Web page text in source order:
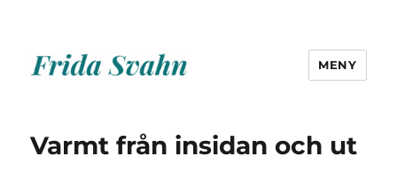
MENY
Varmt från insidan och ut